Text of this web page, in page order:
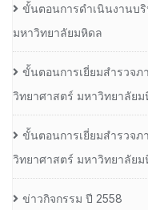
ขั้นตอนการดำเนินงานบ
มหาวิทยาลัยมหิดล
ขั้นตอนการเยี่ยมสำรวจ
วิทยาศาสตร์ มหาวิทยาลัยม
ขั้นตอนการเยี่ยมสำรวจ
วิทยาศาสตร์ มหาวิทยาลัย
ข่าวกิจกรรม ปี 2558